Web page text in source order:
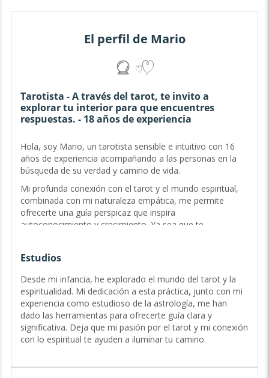
El perfil de Mario
Tarotista - A través del tarot, te invito a
explorar tu interior para que encuentres
respuestas. - 18 años de experiencia
Hola, soy Mario, un tarotista sensible e intuitivo con 16
años de experiencia acompañando a las personas en la
búsqueda de su verdad y camino de vida.
Mi profunda conexión con el tarot y el mundo espiritual,
combinada con mi naturaleza empática, me permite
ofrecerte una guía perspicaz que inspira
autoconocimiento y crecimiento. Ya sea que te
caminar contigo en cada paso de tu viaje. Conmigo, no
descubrirás un espacio sagrado para explorar tu sabiduría
interior.
Mi propia exploración del tarot y la espiritualidad me han
llevado a entender los misterios de la vida, y ahora
comparto contigo esta guía para que también encuentres
A través de la sabiduría de los arcanos, y mi experiencia
Estudios
Desde mi infancia, he explorado el mundo del tarot y la
espiritualidad. Mi dedicación a esta práctica, junto con mi
experiencia como estudioso de la astrología, me han
dado las herramientas para ofrecerte guía clara y
significativa. Deja que mi pasión por el tarot y mi conexión
con lo espiritual te ayuden a iluminar tu camino.